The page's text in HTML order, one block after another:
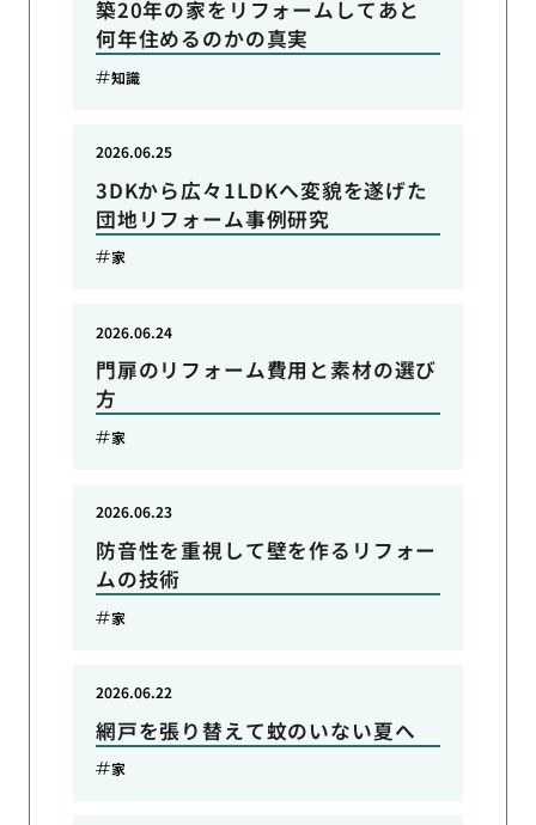
築20年の家をリフォームしてあと
何年住めるのかの真実
知識
3DKから広々1LDKへ変貌を遂げた
団地リフォーム事例研究
2026.06.25
家
門扉のリフォーム費用と素材の選び
方
2026.06.24
家
防音性を重視して壁を作るリフォー
ムの技術
2026.06.23
家
網戸を張り替えて蚊のいない夏へ
2026.06.22
家